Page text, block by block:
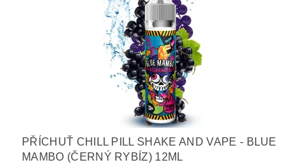
PŘÍCHUŤ CHILL PILL SHAKE AND VAPE - BLUE
MAMBO (ČERNÝ RYBÍZ) 12ML